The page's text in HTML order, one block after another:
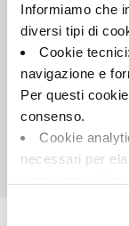
Informiamo che
diversi tipi di
Cookie
navigazione e
Per questi
consenso.
Cookie
necessari per
Cookie di
Formato:
60.0x60.0